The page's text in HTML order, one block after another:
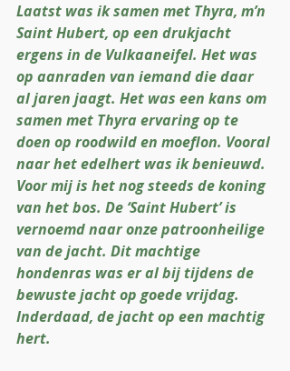
Laatst was ik samen met Thyra, m’n
Saint Hubert, op een drukjacht
ergens in de Vulkaaneifel. Het was
op aanraden van iemand die daar
al jaren jaagt. Het was een kans om
samen met Thyra ervaring op te
doen op roodwild en moeflon. Vooral
naar het edelhert was ik benieuwd.
Voor mij is het nog steeds de koning
van het bos. De ‘Saint Hubert’ is
vernoemd naar onze patroonheilige
van de jacht. Dit machtige
hondenras was er al bij tijdens de
bewuste jacht op goede vrijdag.
Inderdaad, de jacht op een machtig
hert.